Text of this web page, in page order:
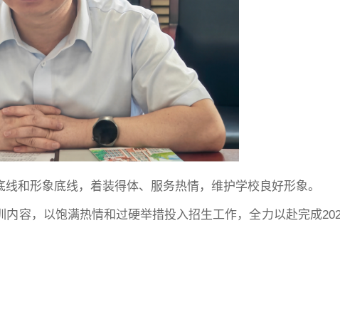
和形象底线，着装得体、服务热情，维护学校良好形象。
容，以饱满热情和过硬举措投入招生工作，全力以赴完成